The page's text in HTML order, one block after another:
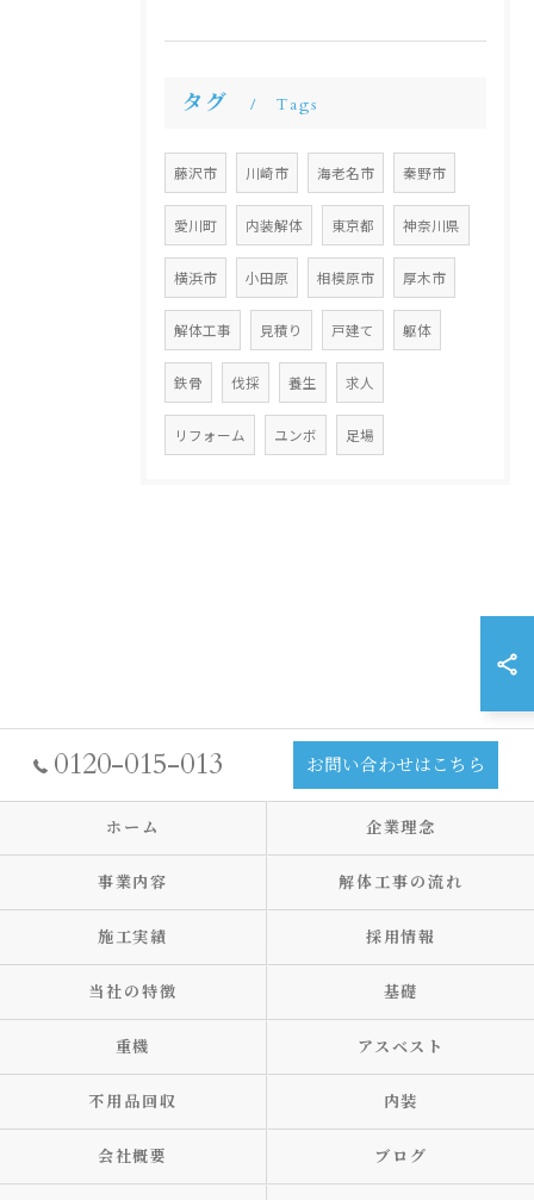
タグ Tags
藤沢市 川崎市 海老名市 秦野市
愛川町 内装解体 東京都 神奈川県
横浜市 小田原 相模原市 厚木市
解体工事 見積り 戸建て 躯体
鉄骨 伐採 養生 求人
リフォーム ユンボ 足場
0120-015-013 お問い合わせはこちら
ホーム 企業理念
事業内容 解体工事の流れ
施工実績 採用情報
当社の特徴 基礎
重機 アスベスト
不用品回収 内装
会社概要 ブログ